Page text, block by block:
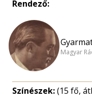
Rendező:
Magyar
Színészek:(15 fő,